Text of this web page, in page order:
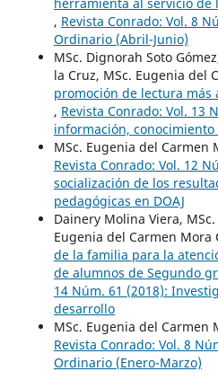
, Revista Conrado: Vol. 8
Ordinario (Abril-Junio)
MSc. Dignorah Soto
la Cruz, MSc. Eugenia del
promoción de lectura
, Revista Conrado: Vol. 13
información,
MSc. Eugenia del Carmen
Revista Conrado: Vol. 12
socialización de los
pedagógicas en DOAJ
Dainery Molina Viera,
Eugenia del Carmen Mora
de la familia para la
de alumnos de Segundo
14 Núm. 61 (2018):
desarrollo
MSc. Eugenia del Carmen
Revista Conrado: Vol. 8
Ordinario (Enero-Marzo)